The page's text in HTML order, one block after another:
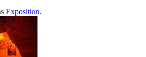
Exposition.